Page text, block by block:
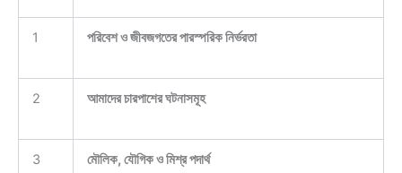
1 পরিবেশ ও জীবজগতের পারস্পরিক নির্ভরতা
2 আমাদের চারপাশের ঘটনাসমূহ
3 মৌলিক, যৌগিক ও মিশ্র পদার্থ